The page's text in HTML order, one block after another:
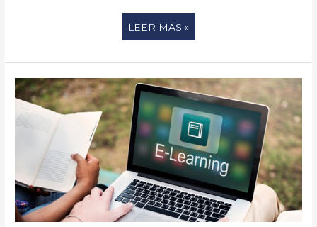
LEER MÁS »
SACA
PARTIDO
A
LA
FORMACIÓN
ONLINE